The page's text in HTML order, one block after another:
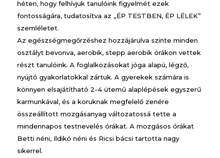
héten, hogy felhívjuk tanulóink figyelmét ezek
fontosságára, tudatosítva az „ÉP TESTBEN, ÉP LÉLEK”
szemléletet.
Az egészségmegőrzéshez hozzájárulva szinte minden
osztályt bevonva, aerobik, stepp aerobik órákon vettek
részt tanulóink. A foglalkozásokat jóga alapú, légző,
nyújtó gyakorlatokkal zártuk. A gyerekek számára is
könnyen elsajátítható 2-4 ütemű alaplépések egyszerű
karmunkával, és a koruknak megfelelő zenére
összeállított mozgásanyag változatossá tette a
mindennapos testnevelés órákat. A mozgásos órákat
Betti néni, Ildikó néni és Ricsi bácsi tartotta nagy
sikerrel.